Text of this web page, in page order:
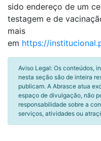
sido endereço de um
testagem e de
mais
em https://
Aviso Legal: Os conteúdos,
nesta seção são de inteira
publicam. A Abrasce atua
espaço de divulgação, não
responsabilidade sobre a
serviços, atividades ou